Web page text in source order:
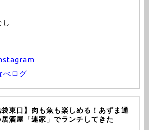
し
べログ
袋東口】肉も魚も楽しめる！あずま通
居酒屋「連家」でランチしてきた